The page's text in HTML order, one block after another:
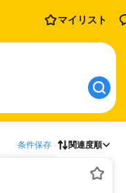
マイリスト
条件保存 関連度順